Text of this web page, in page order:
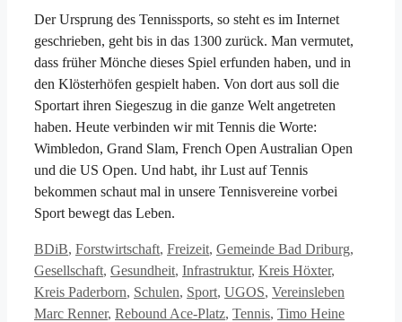
Der Ursprung des Tennissports, so steht es im Internet
geschrieben, geht bis in das 1300 zurück. Man vermutet,
dass früher Mönche dieses Spiel erfunden haben, und in
den Klösterhöfen gespielt haben. Von dort aus soll die
Sportart ihren Siegeszug in die ganze Welt angetreten
haben. Heute verbinden wir mit Tennis die Worte:
Wimbledon, Grand Slam, French Open Australian Open
und die US Open. Und habt, ihr Lust auf Tennis
bekommen schaut mal in unsere Tennisvereine vorbei
Sport bewegt das Leben.
Kategorien
BDiB, Forstwirtschaft, Freizeit, Gemeinde Bad Driburg,
Gesellschaft, Gesundheit, Infrastruktur, Kreis Höxter,
Kreis Paderborn, Schulen, Sport, UGOS, Vereinsleben
Marc Renner, Rebound Ace-Platz, Tennis, Timo Heine